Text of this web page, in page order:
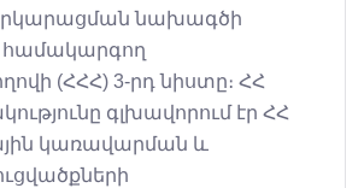
նախագծի
(ՀՀՀ) 3-րդ նիստը։ ՀՀ
գլխավորում էր ՀՀ
կառավարման և